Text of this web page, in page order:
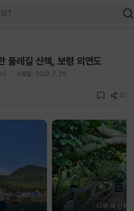
둘레길 산책, 보령 외연도
수정일 : 2022. 7. 29.
32
나무 덱 산책로